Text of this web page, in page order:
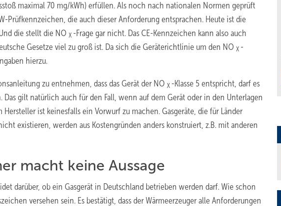
maximal 70 mg/kWh) erfüllen. Als noch nach nationalen Normen geprüft
Prüfkennzeichen, die auch dieser Anforderung entsprachen. Heute ist die
die stellt die NO X -Frage gar nicht. Das CE-Kennzeichen kann also auch
Gesetze viel zu groß ist. Da sich die Geräterichtlinie um den NO X -
hierzu.
zu entnehmen, dass das Gerät der NO X -Klasse 5 entspricht, darf es
gilt natürlich auch für den Fall, wenn auf dem Gerät oder in den Unterlagen
Hersteller ist keinesfalls ein Vorwurf zu machen. Gasgeräte, die für Länder
existieren, werden aus Kostengründen anders konstruiert, z.B. mit anderen
macht keine Aussage
darüber, ob ein Gasgerät in Deutschland betrieben werden darf. Wie schon
versehen sein. Es bestätigt, dass der Wärmeerzeuger alle Anforderungen